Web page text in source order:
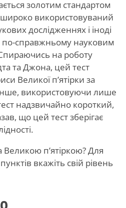
золотим стандартом
використовуваний
дослідженнях і іноді
по-справжньому науковим
на роботу
та Джона, цей тест
Великої п’ятірки за
використовуючи лише
надзвичайно короткий,
що цей тест зберігає
Великою п’ятіркою? Для
вкажіть свій рівень